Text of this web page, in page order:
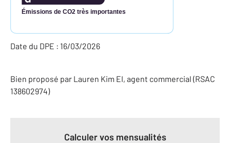
Émissions de CO2 très importantes
Date du DPE : 16/03/2026
Bien proposé par Lauren Kim EI, agent commercial (RSAC
138602974)
Calculer vos mensualités